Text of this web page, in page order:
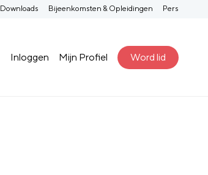
Inloggen Mijn Profiel Word lid
Downloads Bijeenkomsten & Opleidingen Pers